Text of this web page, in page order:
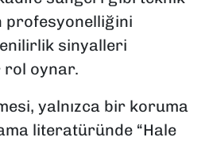
profesyonelliğini
sinyalleri
rol oynar.
yalnızca bir koruma
literatüründe “Hale